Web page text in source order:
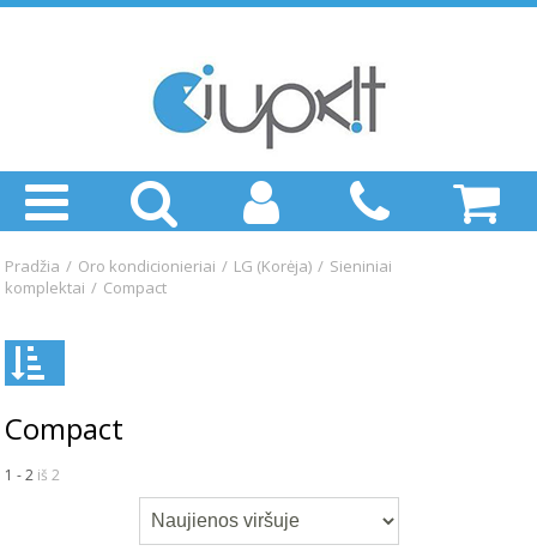
Pradžia / Oro kondicionieriai / LG (Korėja) / Sieniniai
komplektai / Compact
Compact
1 - 2 iš 2